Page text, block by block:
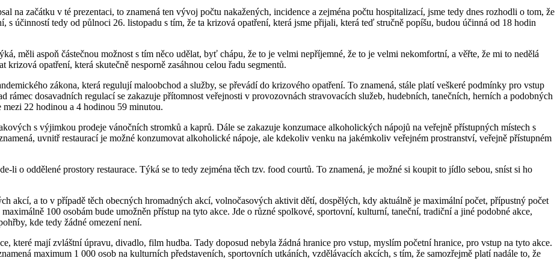
na začátku v té prezentaci, to znamená ten vývoj počtu nakažených, incidence a zejména počtu hospitalizací, jsme tedy dnes rozhodli o tom, že
s účinností tedy od půlnoci 26. listopadu s tím, že ta krizová opatření, která jsme přijali, která teď stručně popíšu, budou účinná od 18 hodin
měli aspoň částečnou možnost s tím něco udělat, byť chápu, že to je velmi nepříjemné, že to je velmi nekomfortní, a věřte, že mi to nedělá
krizová opatření, která skutečně nesporně zasáhnou celou řadu segmentů.
zákona, která regulují maloobchod a služby, se převádí do krizového opatření. To znamená, stále platí veškeré podmínky pro vstup
rámec dosavadních regulací se zakazuje přítomnost veřejnosti v provozovnách stravovacích služeb, hudebních, tanečních, herních a podobných
mezi 22 hodinou a 4 hodinou 59 minutou.
s výjimkou prodeje vánočních stromků a kaprů. Dále se zakazuje konzumace alkoholických nápojů na veřejně přístupných místech s
uvnitř restaurací je možné konzumovat alkoholické nápoje, ale kdekoliv venku na jakémkoliv veřejném prostranství, veřejně přístupném
li o oddělené prostory restaurace. Týká se to tedy zejména těch tzv. food courtů. To znamená, je možné si koupit to jídlo sebou, sníst si ho
akcí, a to v případě těch obecných hromadných akcí, volnočasových aktivit dětí, dospělých, kdy aktuálně je maximální počet, přípustný počet
100 osobám bude umožněn přístup na tyto akce. Jde o různé spolkové, sportovní, kulturní, taneční, tradiční a jiné podobné akce,
kde tedy žádné omezení není.
které mají zvláštní úpravu, divadlo, film hudba. Tady doposud nebyla žádná hranice pro vstup, myslím početní hranice, pro vstup na tyto akce.
maximum 1 000 osob na kulturních představeních, sportovních utkáních, vzdělávacích akcích, s tím, že samozřejmě platí nadále to, že